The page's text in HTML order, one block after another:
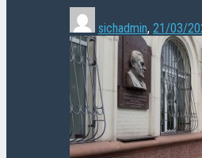
sichadmin, 21/03/